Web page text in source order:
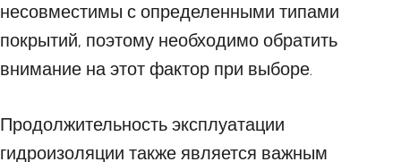
несовместимы с определенными типами
покрытий, поэтому необходимо обратить
внимание на этот фактор при выборе.
Продолжительность эксплуатации
гидроизоляции также является важным